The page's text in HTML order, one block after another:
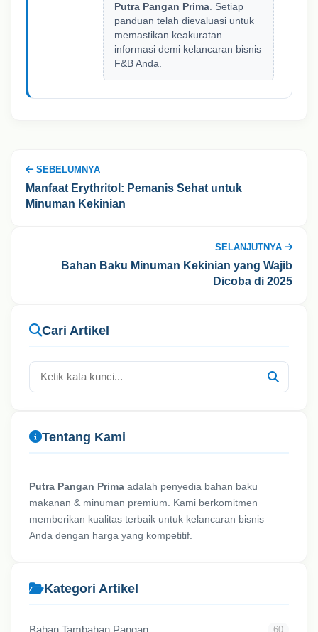
Putra Pangan Prima . Setiap
panduan telah dievaluasi untuk
memastikan keakuratan
informasi demi kelancaran bisnis
F&B Anda.
SEBELUMNYA
Manfaat Erythritol: Pemanis Sehat untuk
Minuman Kekinian
SELANJUTNYA
Bahan Baku Minuman Kekinian yang Wajib
Dicoba di 2025
Cari Artikel
Tentang Kami
Putra Pangan Primaadalah penyedia bahan baku
memberikan kualitas terbaik untuk kelancaran bisnis